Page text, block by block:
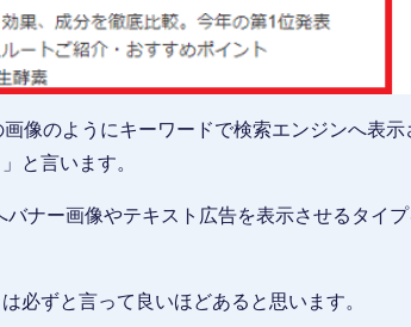
像のようにキーワードで検索エンジンへ表示
と言います。
ナー画像やテキスト広告を表示させるタイ
必ずと言って良いほどあると思います。